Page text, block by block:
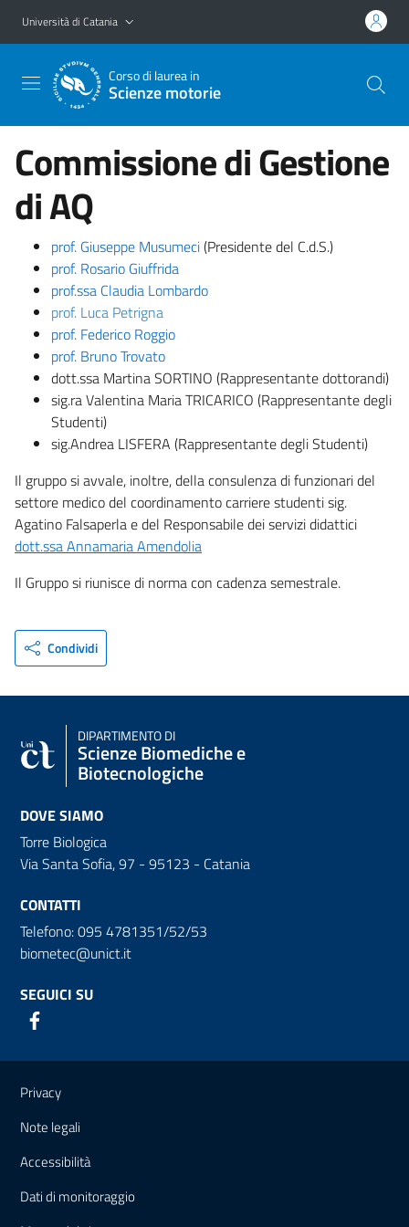
Vai al contenuto principale
Vai al menu di navigazione
Università di Catania
Corso di laurea in
Scienze motorie
Commissione di Gestione
di AQ
prof. Giuseppe Musumeci(Presidente del C.d.S.)
prof. Rosario Giuffrida
prof.ssa Claudia Lombardo
prof. Luca Petrigna
prof. Federico Roggio
prof. Bruno Trovato
dott.ssa Martina SORTINO (Rappresentante dottorandi)
sig.ra Valentina Maria TRICARICO (Rappresentante degli
Studenti)
sig.Andrea LISFERA (Rappresentante degli Studenti)
Il gruppo si avvale, inoltre, della consulenza di funzionari del
settore medico del coordinamento carriere studenti sig.
Agatino Falsaperla e del Responsabile dei servizi didattici
dott.ssa Annamaria Amendolia
Il Gruppo si riunisce di norma con cadenza semestrale.
Condividi
DIPARTIMENTO DI
Scienze Biomediche e
Biotecnologiche
DOVE SIAMO
Torre Biologica
Via Santa Sofia, 97 - 95123 - Catania
CONTATTI
Telefono: 095 4781351/52/53
biometec@unict.it
SEGUICI SU
Link e informazioni utili
Privacy
Note legali
Accessibilità
Dati di monitoraggio